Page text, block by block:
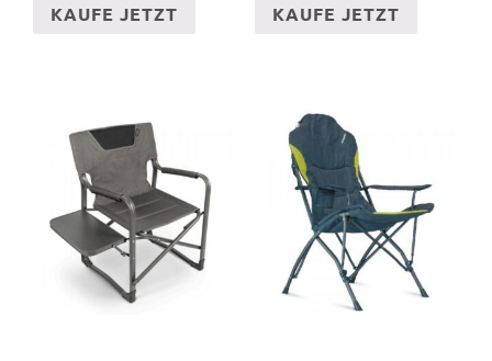
KAUFE JETZT KAUFE JETZT